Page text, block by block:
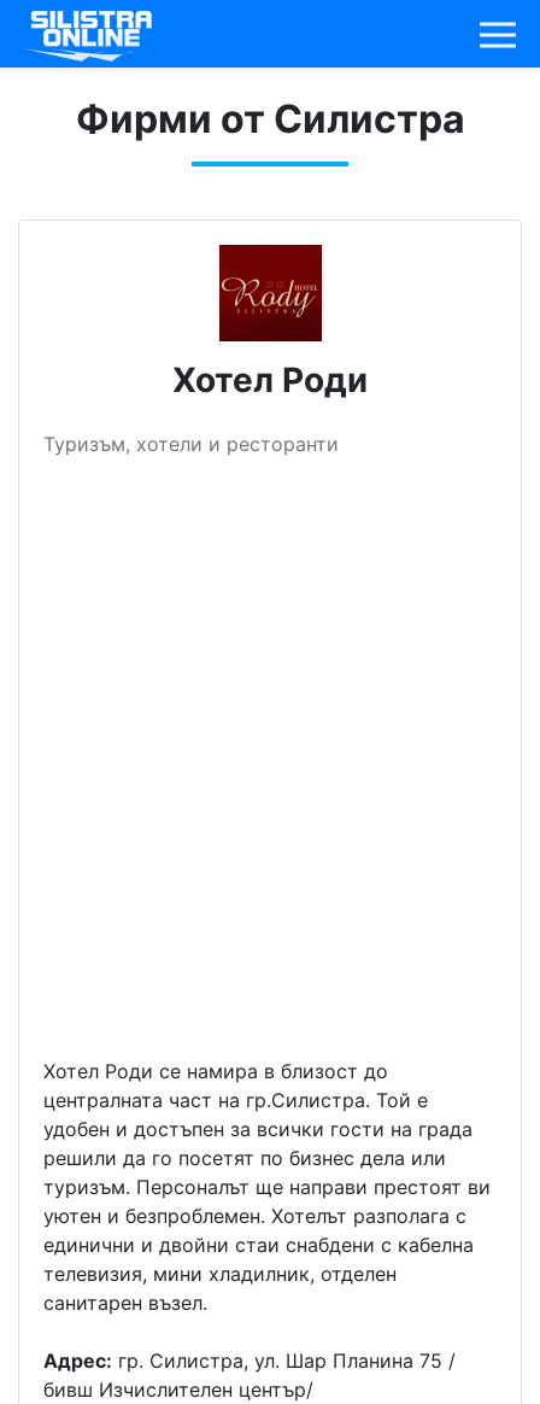
Фирми от Силистра
Хотел Роди
Туризъм, хотели и ресторанти
Хотел Роди се намира в близост до
централната част на гр.Силистра. Той е
удобен и достъпен за всички гости на града
решили да го посетят по бизнес дела или
туризъм. Персоналът ще направи престоят ви
уютен и безпроблемен. Хотелът разполага с
единични и двойни стаи снабдени с кабелна
телевизия, мини хладилник, отделен
санитарен възел.
Адрес: гр. Силистра, ул. Шар Планина 75 /
бивш Изчислителен център/